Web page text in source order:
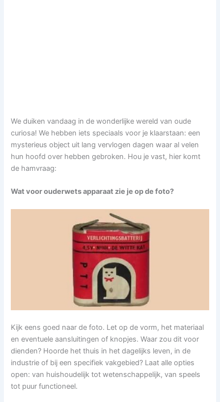
We duiken vandaag in de wonderlijke wereld van oude
curiosa! We hebben iets speciaals voor je klaarstaan: een
mysterieus object uit lang vervlogen dagen waar al velen
hun hoofd over hebben gebroken. Hou je vast, hier komt
de hamvraag:
Wat voor ouderwets apparaat zie je op de foto?
Kijk eens goed naar de foto. Let op de vorm, het materiaal
en eventuele aansluitingen of knopjes. Waar zou dit voor
dienden? Hoorde het thuis in het dagelijks leven, in de
industrie of bij een specifiek vakgebied? Laat alle opties
open: van huishoudelijk tot wetenschappelijk, van speels
tot puur functioneel.